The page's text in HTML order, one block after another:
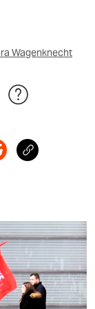
Wagenknecht